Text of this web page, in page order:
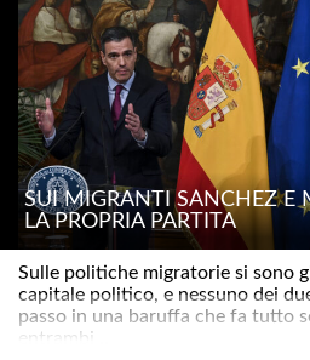
SUI MIGRANTI SÁNCHEZ E
LA PROPRIA PARTITA
Sulle politiche migratorie si sono
capitale politico, e nessuno dei
passo in una baruffa che fa tutto
entrambi ..